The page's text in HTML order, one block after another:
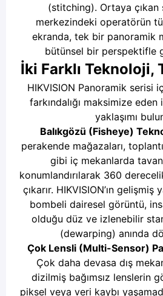
(stitching). Ortaya çıkan
merkezindeki operatörün
ekranda, tek bir panoramik
bütünsel bir perspektifle
İki Farklı Teknoloji,
HIKVISION Panoramik serisi
farkındalığı maksimize
yaklaşımı
Balıkgözü (Fisheye)
perakende mağazaları,
gibi iç mekanlarda
konumlandırılarak 360
çıkarır. HIKVISION’ın gelişmiş
bombeli dairesel görüntü,
olduğu düz ve izlenebilir
(dewarping) anında
Çok Lensli (Multi-Sensor)
Çok daha devasa dış
dizilmiş bağımsız lenslerin
piksel veya veri kaybı